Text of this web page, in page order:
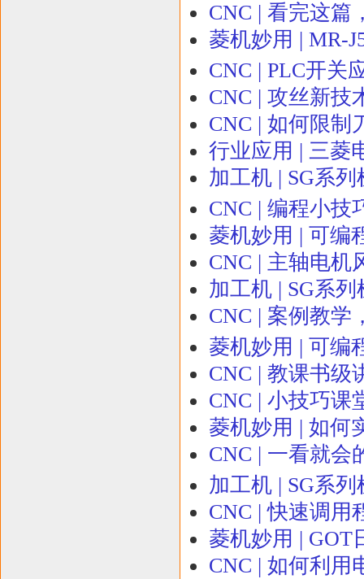
CNC | 看完这篇
菱机妙用 | MR-
CNC | PLC开关
CNC | 攻丝新技
CNC | 如何限制
行业应用 | 三菱
加工机 | SG系
CNC | 编程小技
菱机妙用 | 可编
CNC | 主轴电机
加工机 | SG系
CNC | 案例教学
菱机妙用 | 可编
CNC | 教课书级
CNC | 小技巧课
菱机妙用 | 如何
CNC | 一看就会
加工机 | SG系
CNC | 快速调用
菱机妙用 | GOT
CNC | 如何利用